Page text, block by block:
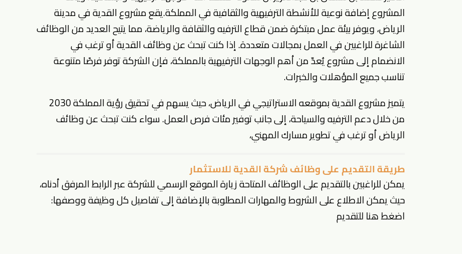
المشروع إضافة نوعية للأنشطة الترفيهية والثقافية في المملكة.يقع مشروع القدية في مدينة
الرياض، ويوفر بيئة عمل مبتكرة ضمن قطاع الترفيه والثقافة والرياضة، مما يتيح العديد منالوظائف
الشاغرةللراغبين في العمل بمجالات متعددة. إذا كنت تبحث عن وظائف القدية أو ترغب في
الانضمام إلى مشروع يُعدّ من أهم الوجهات الترفيهية بالمملكة، فإن الشركة توفر فرصًا متنوعة
تناسب جميع المؤهلات والخبرات.
يتميز مشروع القدية بموقعه الاستراتيجي في الرياض، حيث يسهم في تحقيق رؤية المملكة 2030
من خلال دعم الترفيه والسياحة، إلى جانب توفير مئات فرص العمل. سواء كنت تبحث عنوظائف
الرياضأو ترغب في تطوير مسارك المهني،
طريقة التقديم على وظائف شركة القدية للاستثمار
يمكن للراغبين بالتقديم على الوظائف المتاحة زيارة الموقع الرسمي للشركة عبر الرابط المرفق أدناه،
حيث يمكن الاطلاع على الشروط والمهارات المطلوبة بالإضافة إلى تفاصيل كل وظيفة ووصفها:
اضغط هنا للتقديم